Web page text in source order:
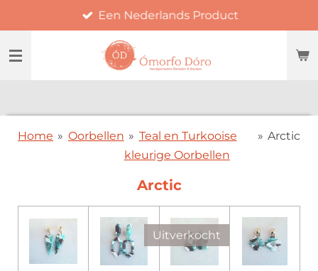
naar
Een Nederlands Product
Home » Oorbellen » Teal en Turkooise
kleurige Oorbellen
» Arctic
Arctic
Uitverkocht